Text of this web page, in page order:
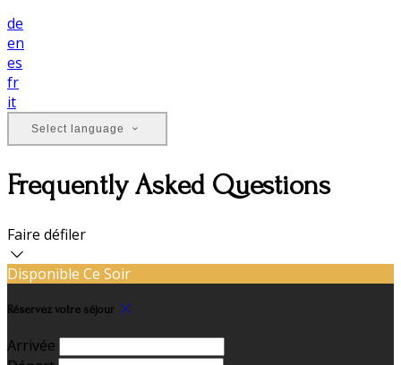
de
en
es
fr
it
Select language
Frequently Asked Questions
Faire défiler
Disponible Ce Soir
Réservez votre séjour
Arrivée